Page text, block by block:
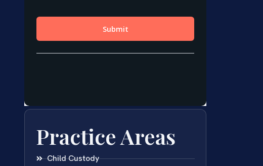
Practice Areas
Child Custody